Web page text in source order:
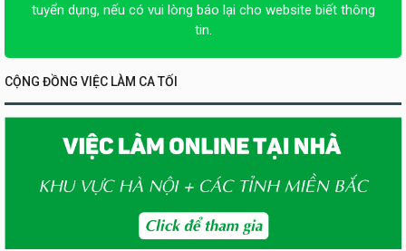
tuyển dụng, nếu có vui lòng báo lại cho website biết thông
tin.
CỘNG ĐỒNG VIỆC LÀM CA TỐI